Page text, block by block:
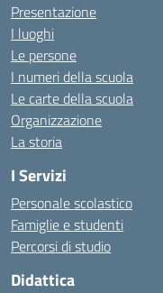
Presentazione
I luoghi
Le persone
I numeri della scuola
Le carte della scuola
Organizzazione
La storia
I Servizi
Personale scolastico
Famiglie e studenti
Percorsi di studio
Didattica